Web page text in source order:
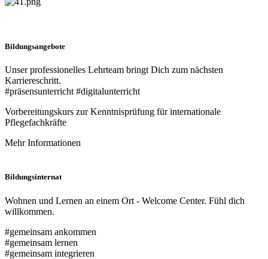
Bildungsangebote
Unser professionelles Lehrteam bringt Dich zum nächsten
Karriereschritt.
#präsensunterricht #digitalunterricht
Vorbereitungskurs zur Kenntnisprüfung für internationale
Pflegefachkräfte
Mehr Informationen
Bildungsinternat
Wohnen und Lernen an einem Ort - Welcome Center. Fühl dich
willkommen.
#gemeinsam ankommen
#gemeinsam lernen
#gemeinsam integrieren